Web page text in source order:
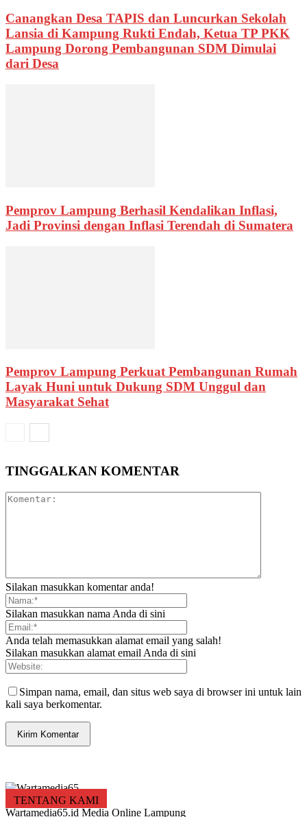
Canangkan Desa TAPIS dan Luncurkan Sekolah
Lansia di Kampung Rukti Endah, Ketua TP PKK
Lampung Dorong Pembangunan SDM Dimulai
dari Desa
Pemprov Lampung Berhasil Kendalikan Inflasi,
Jadi Provinsi dengan Inflasi Terendah di Sumatera
Pemprov Lampung Perkuat Pembangunan Rumah
Layak Huni untuk Dukung SDM Unggul dan
Masyarakat Sehat
TINGGALKAN KOMENTAR
Silakan masukkan komentar anda!
Silakan masukkan nama Anda di sini
Anda telah memasukkan alamat email yang salah!
Silakan masukkan alamat email Anda di sini
Simpan nama, email, dan situs web saya di browser ini untuk lain
kali saya berkomentar.
TENTANG KAMI
Wartamedia65.id Media Online Lampung